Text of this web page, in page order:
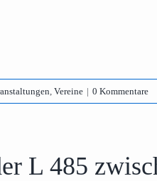
, Vereine | 0 Kommentare
L 485